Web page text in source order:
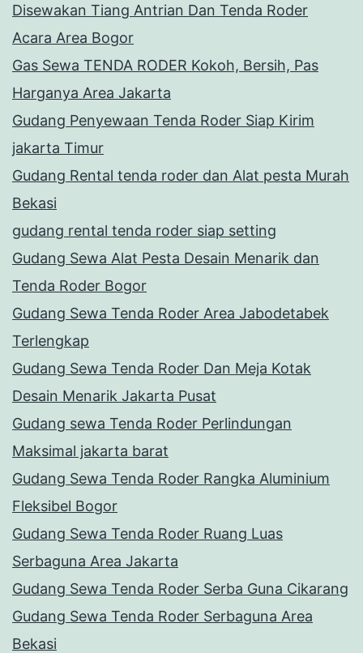
Disewakan Tiang Antrian Dan Tenda Roder
Acara Area Bogor
Gas Sewa TENDA RODER Kokoh, Bersih, Pas
Harganya Area Jakarta
Gudang Penyewaan Tenda Roder Siap Kirim
jakarta Timur
Gudang Rental tenda roder dan Alat pesta Murah
Bekasi
gudang rental tenda roder siap setting
Gudang Sewa Alat Pesta Desain Menarik dan
Tenda Roder Bogor
Gudang Sewa Tenda Roder Area Jabodetabek
Terlengkap
Gudang Sewa Tenda Roder Dan Meja Kotak
Desain Menarik Jakarta Pusat
Gudang sewa Tenda Roder Perlindungan
Maksimal jakarta barat
Gudang Sewa Tenda Roder Rangka Aluminium
Fleksibel Bogor
Gudang Sewa Tenda Roder Ruang Luas
Serbaguna Area Jakarta
Gudang Sewa Tenda Roder Serba Guna Cikarang
Gudang Sewa Tenda Roder Serbaguna Area
Bekasi